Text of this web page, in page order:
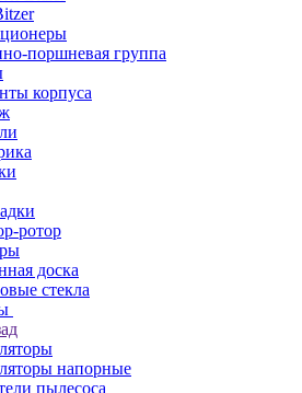
поршневая группа
корпуса
ротор
доска
стекла
напорные
пылесоса